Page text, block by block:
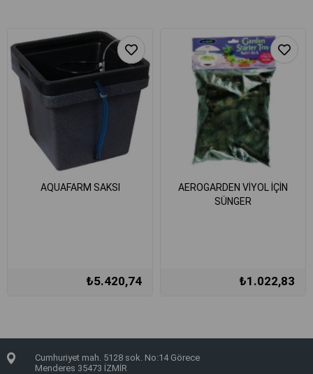
AQUAFARM SAKSI
₺5.420,74
AEROGARDEN VİYOL İÇİN
SÜNGER
₺1.022,83
Cumhuriyet mah. 5128 sok. No:14 Görece
Menderes 35473 İZMİR